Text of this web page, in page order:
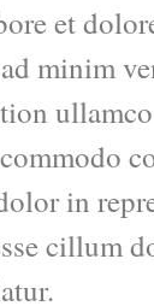
et
minim
in
cillum